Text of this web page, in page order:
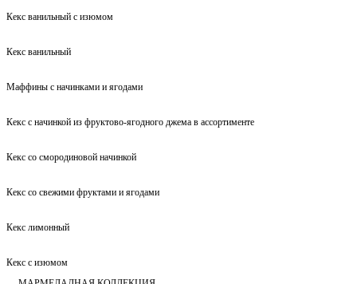
Кекс ванильный с изюмом
Кекс ванильный
Маффины с начинками и ягодами
Кекс с начинкой из фруктово-ягодного джема в ассортименте
Кекс со смородиновой начинкой
Кекс со свежими фруктами и ягодами
Кекс лимонный
Кекс с изюмом